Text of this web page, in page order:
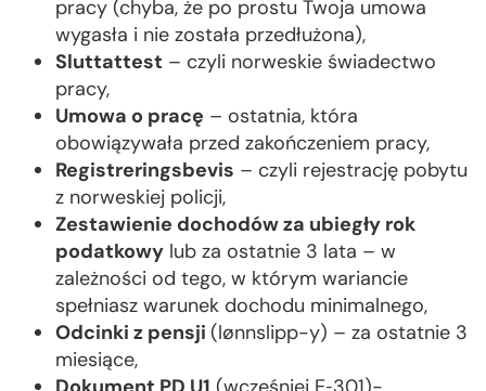
pracy (chyba, że po prostu Twoja umowa
wygasła i nie została przedłużona),
Sluttattest – czyli norweskie świadectwo
pracy,
Umowa o pracę – ostatnia, która
obowiązywała przed zakończeniem pracy,
Registreringsbevis – czyli rejestrację pobytu
z norweskiej policji,
Zestawienie dochodów za ubiegły rok
podatkowy lub za ostatnie 3 lata – w
zależności od tego, w którym wariancie
spełniasz warunek dochodu minimalnego,
Odcinki z pensji (lønnslipp-y) – za ostatnie 3
miesiące,